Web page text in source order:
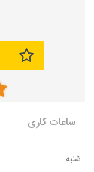
ساعات کاری
شنبه